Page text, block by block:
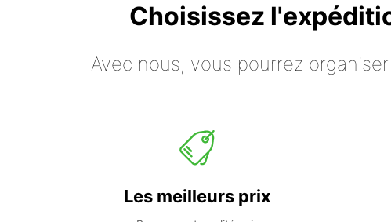
Choisissez
Avec nous, vous pourrez
Les meilleurs prix